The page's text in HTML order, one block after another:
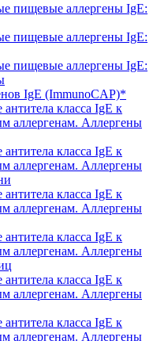
пищевые аллергены IgE:
пищевые аллергены IgE:
пищевые аллергены IgE:
IgE (ImmunoCAP)*
класса IgE к
аллергенам. Аллергены
класса IgE к
аллергенам. Аллергены
класса IgE к
аллергенам. Аллергены
класса IgE к
аллергенам. Аллергены
класса IgE к
аллергенам. Аллергены
класса IgE к
аллергенам. Аллергены